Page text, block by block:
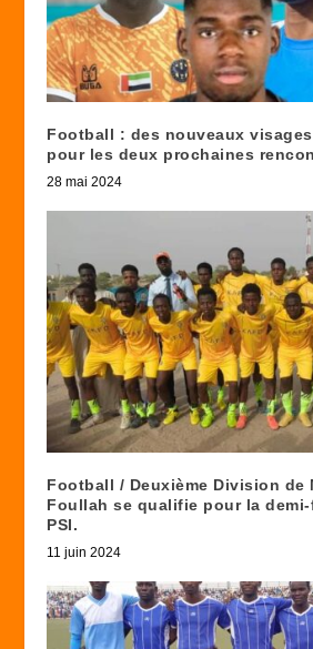
Football : des nouveaux
pour les deux prochaines
28 mai 2024
Football / Deuxième Division de
Foullah se qualifie pour la
PSI.
11 juin 2024